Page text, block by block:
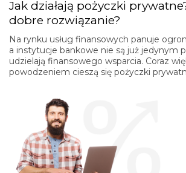
Jak działają pożyczki
dobre rozwiązanie?
Na rynku usług finansowych panuje
a instytucje bankowe nie są już jedynym
udzielają finansowego wsparcia. Coraz
powodzeniem cieszą się pożyczki